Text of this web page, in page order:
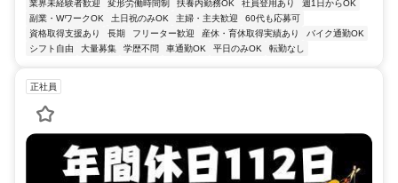
業界未経験者歓迎 変形労働時間制 扶養内勤務OK 社員登用あり
週1日からOK
副業・WワークOK
土日祝のみOK 主婦・主夫歓迎
60代も応募可
資格取得支援あり
長期 フリーター歓迎 産休・育休取得実績あり
バイク通勤OK
シフト自由
大量募集 学歴不問 車通勤OK 平日のみOK 転勤なし
正社員